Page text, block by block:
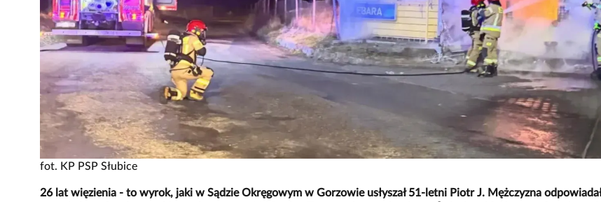
fot. KP PSP Słubice
26 lat więzienia - to wyrok, jaki w Sądzie Okręgowym w Gorzowie usłyszał 51-letni Piotr J. Mężczyzna odpowiadał